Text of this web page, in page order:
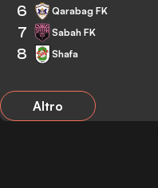
6 Qarabag FK
7 Sabah FK
8 Shafa
Altro